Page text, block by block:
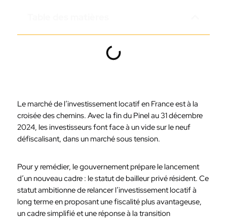
Le marché de l’investissement locatif en France est à la
croisée des chemins. Avec la fin du Pinel au 31 décembre
2024, les investisseurs font face à un vide sur le neuf
défiscalisant, dans un marché sous tension.
Pour y remédier, le gouvernement prépare le lancement
d’un nouveau cadre : le statut de bailleur privé résident. Ce
statut ambitionne de relancer l’investissement locatif à
long terme en proposant une fiscalité plus avantageuse,
un cadre simplifié et une réponse à la transition